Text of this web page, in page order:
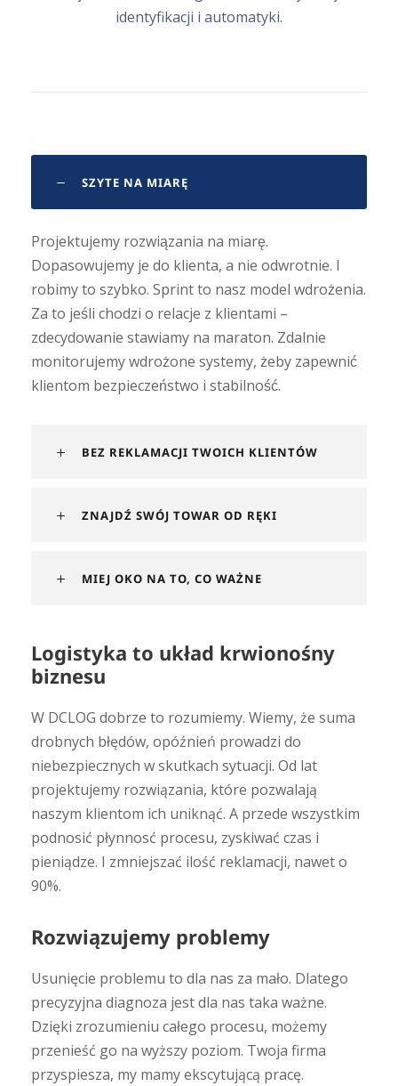
identyfikacji i automatyki.
SZYTE NA MIARĘ
Projektujemy rozwiązania na miarę.
Dopasowujemy je do klienta, a nie odwrotnie. I
robimy to szybko. Sprint to nasz model wdrożenia.
Za to jeśli chodzi o relacje z klientami –
zdecydowanie stawiamy na maraton. Zdalnie
monitorujemy wdrożone systemy, żeby zapewnić
klientom bezpieczeństwo i stabilność.
BEZ REKLAMACJI TWOICH KLIENTÓW
ZNAJDŹ SWÓJ TOWAR OD RĘKI
MIEJ OKO NA TO, CO WAŻNE
Logistyka to układ krwionośny
biznesu
W DCLOG dobrze to rozumiemy. Wiemy, że suma
drobnych błędów, opóźnień prowadzi do
niebezpiecznych w skutkach sytuacji. Od lat
projektujemy rozwiązania, które pozwalają
naszym klientom ich uniknąć. A przede wszystkim
podnosić płynnosć procesu, zyskiwać czas i
pieniądze. I zmniejszać ilość reklamacji, nawet o
90%.
Rozwiązujemy problemy
Usunięcie problemu to dla nas za mało. Dlatego
precyzyjna diagnoza jest dla nas taka ważne.
Dzięki zrozumieniu całego procesu, możemy
przenieść go na wyższy poziom. Twoja firma
przyspiesza, my mamy ekscytującą pracę.